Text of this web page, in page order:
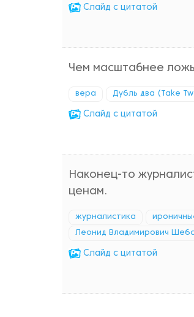
Cлайд с цитатой
Чем масштабнее
вера Дубль два (Take
Cлайд с цитатой
Наконец-то
ценам.
журналистика
Леонид Владимирович
Cлайд с цитатой